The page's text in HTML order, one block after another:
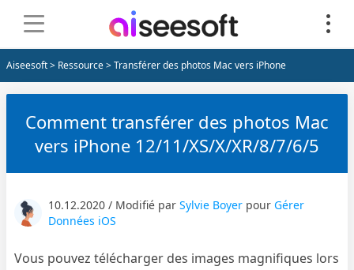
Aiseesoft> Ressource> Transférer des photos Mac vers iPhone
Comment transférer des photos Mac
vers iPhone 12/11/XS/X/XR/8/7/6/5
10.12.2020 / Modifié parSylvie Boyer pourGérer
Données iOS
Vous pouvez télécharger des images magnifiques lors